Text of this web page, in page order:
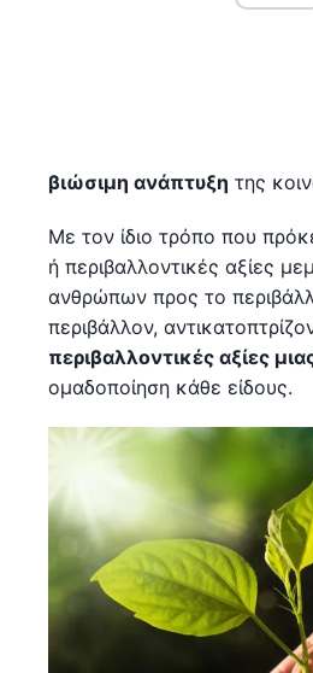
βιώσιμη ανάπτυξη της
Με τον ίδιο τρόπο που
ή περιβαλλοντικές αξίες
ανθρώπων προς το
περιβάλλον,
περιβαλλοντικές αξίες
ομαδοποίηση κάθε είδους.